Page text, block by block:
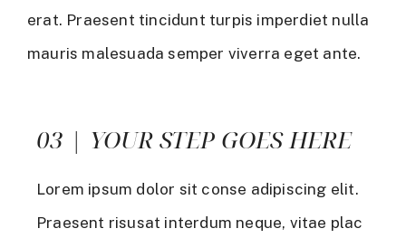
erat. Praesent tincidunt turpis imperdiet nulla
mauris malesuada semper viverra eget ante.
03 | YOUR STEP GOES HERE
Lorem ipsum dolor sit conse adipiscing elit.
Praesent risusat interdum neque, vitae plac